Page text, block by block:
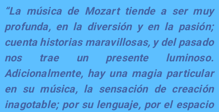
​“La música de Mozart tiende a ser muy
profunda, en la diversión y en la pasión;
cuenta historias maravillosas, y del pasado
nos trae un presente luminoso.
Adicionalmente, hay una magia particular
en su música, la sensación de creación
inagotable; por su lenguaje, por el espacio